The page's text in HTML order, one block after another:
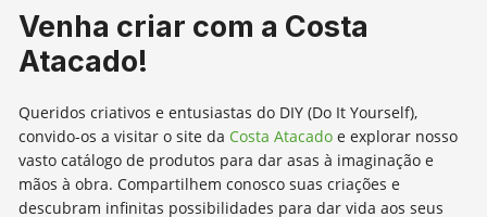
Venha criar com a Costa
Atacado!
Queridos criativos e entusiastas do DIY (Do It Yourself),
convido-os a visitar o site da Costa Atacado e explorar nosso
vasto catálogo de produtos para dar asas à imaginação e
mãos à obra. Compartilhem conosco suas criações e
descubram infinitas possibilidades para dar vida aos seus